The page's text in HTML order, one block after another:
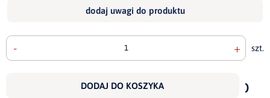
dodaj uwagi do produktu
- + szt.
DODAJ DO KOSZYKA
do